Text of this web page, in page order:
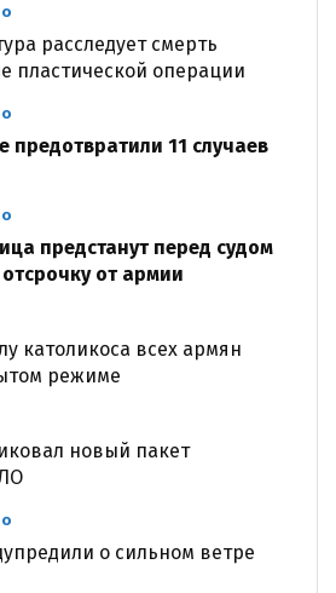
расследует смерть
пластической операции
предотвратили 11 случаев
предстанут перед судом
от армии
католикоса всех армян
режиме
новый пакет
о сильном ветре